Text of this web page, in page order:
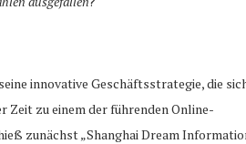
innovative Geschäftsstrategie, die
zu einem der führenden Online-
zunächst „Shanghai Dream